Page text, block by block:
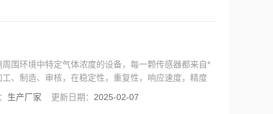
围环境中特定气体浓度的设备，每一颗传感器都来自*
、制造、审核，在稳定性，重复性，响应速度，精度
认证，无论是在仪器功能还是人性化的UI界面都必将
生产厂家 更新日期： 2025-02-07